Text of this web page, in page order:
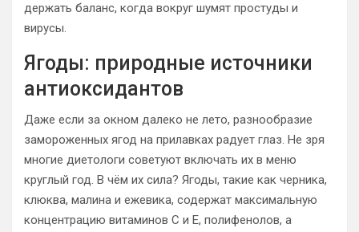
держать баланс, когда вокруг шумят простуды и
вирусы.
Ягоды: природные источники
антиоксидантов
Даже если за окном далеко не лето, разнообразие
замороженных ягод на прилавках радует глаз. Не зря
многие диетологи советуют включать их в меню
круглый год. В чём их сила? Ягоды, такие как черника,
клюква, малина и ежевика, содержат максимальную
концентрацию витаминов C и E, полифенолов, а